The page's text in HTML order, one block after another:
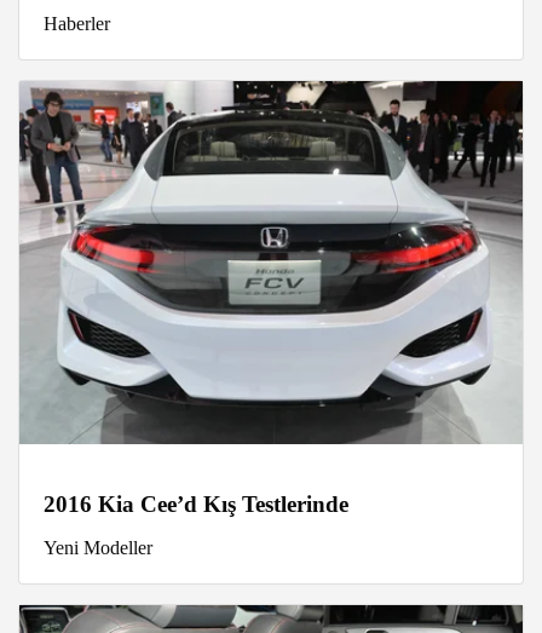
Haberler
2016 Kia Cee’d Kış Testlerinde
Yeni Modeller